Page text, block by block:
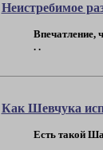
Неистребимое
Впечатление,
. .
Как Шевчука
Есть такой